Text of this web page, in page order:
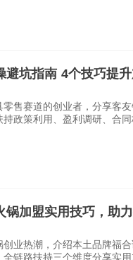
避坑指南 4个技巧提
售赛道的创业者，分享客
政策利用、盈利调研、合
锅加盟实用技巧，助
业热潮，介绍本土品牌福
全链路扶持三个维度分享实